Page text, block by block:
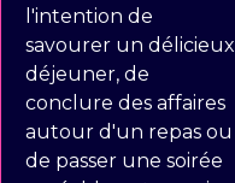
l'intention de
savourer un délicieux
déjeuner, de
conclure des affaires
autour d'un repas ou
de passer une soirée